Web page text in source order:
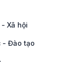
Xã hội
- Đào tạo